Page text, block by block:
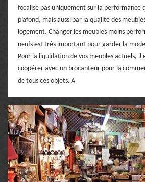
focalise pas uniquement sur la performance
plafond, mais aussi par la qualité des
logement. Changer les meubles moins
neufs est très important pour garder la
Pour la liquidation de vos meubles actuels, il
coopérer avec un brocanteur pour la
de tous ces objets. A